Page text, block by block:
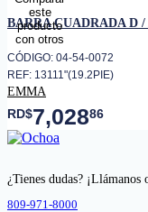
favorito
BARRA CUADRADA D
CÓDIGO: 04-54-0072
REF: 13111"(19.2PIE)
EMMA
RD$7,02886
¿Tienes dudas? ¡Llámanos
809-971-8000